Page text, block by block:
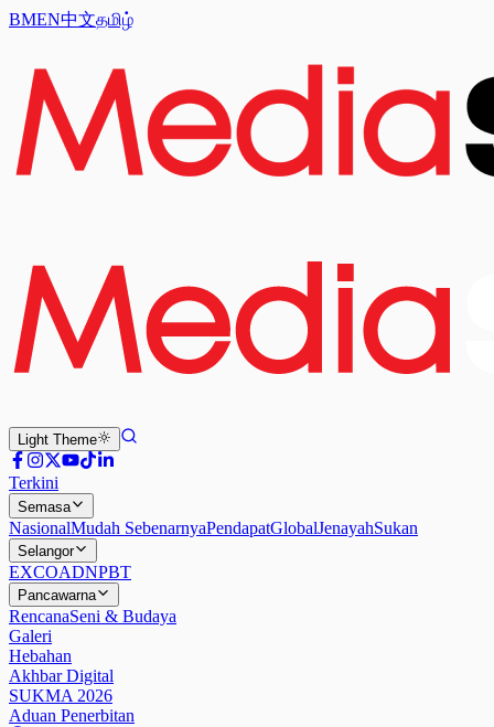
BMEN中文தமிழ்
Light Theme
Terkini
Semasa
NasionalMudah SebenarnyaPendapatGlobalJenayahSukan
Selangor
EXCOADNPBT
Pancawarna
RencanaSeni & Budaya
Galeri
Hebahan
Akhbar Digital
SUKMA 2026
Aduan Penerbitan